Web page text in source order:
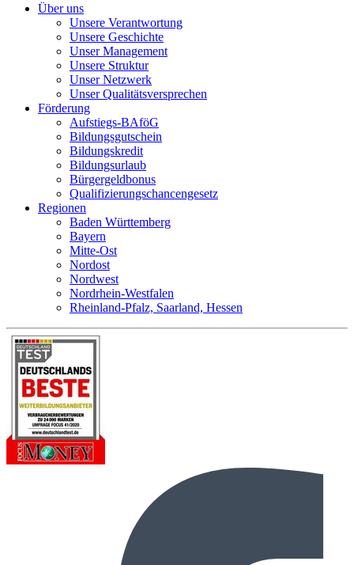
Über uns
Unsere Verantwortung
Unsere Geschichte
Unser Management
Unsere Struktur
Unser Netzwerk
Unser Qualitätsversprechen
Förderung
Aufstiegs-BAföG
Bildungsgutschein
Bildungskredit
Bildungsurlaub
Bürgergeldbonus
Qualifizierungschancengesetz
Regionen
Baden Württemberg
Bayern
Mitte-Ost
Nordost
Nordwest
Nordrhein-Westfalen
Rheinland-Pfalz, Saarland, Hessen